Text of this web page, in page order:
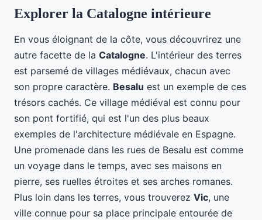
Explorer la Catalogne intérieure
En vous éloignant de la côte, vous découvrirez une
autre facette de la Catalogne. L'intérieur des terres
est parsemé de villages médiévaux, chacun avec
son propre caractère. Besalu est un exemple de ces
trésors cachés. Ce village médiéval est connu pour
son pont fortifié, qui est l'un des plus beaux
exemples de l'architecture médiévale en Espagne.
Une promenade dans les rues de Besalu est comme
un voyage dans le temps, avec ses maisons en
pierre, ses ruelles étroites et ses arches romanes.
Plus loin dans les terres, vous trouverez Vic, une
ville connue pour sa place principale entourée de